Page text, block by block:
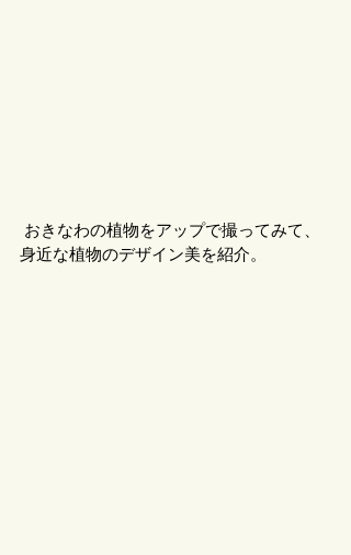
身近な植物のデザイン美を紹介。